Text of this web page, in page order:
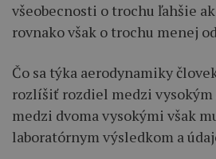
všeobecnosti o trochu ľahšie
rovnako však o trochu menej
Čo sa týka aerodynamiky
rozlíšiť rozdiel medzi vysokým
medzi dvoma vysokými však
laboratórnym výsledkom a